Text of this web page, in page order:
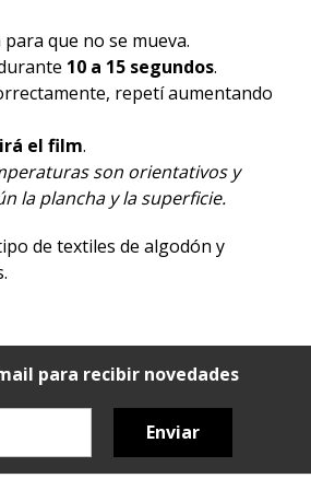
para que no se mueva.
10 a 15 segundos.
repetí aumentando
el film.
son orientativos y
la plancha y la superficie.
de textiles de algodón y
para recibir novedades
Enviar